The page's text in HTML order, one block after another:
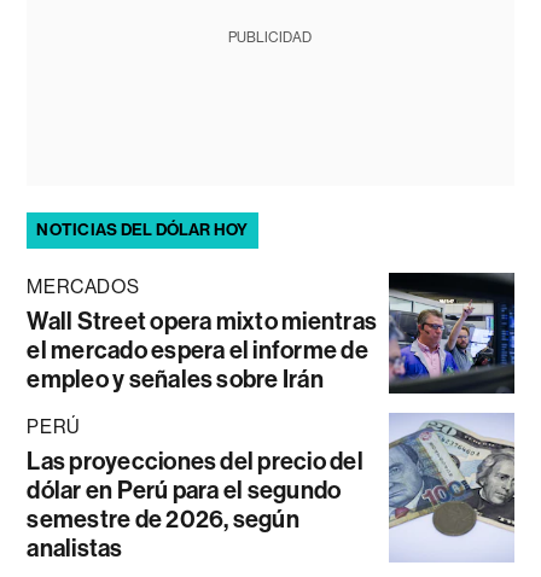
PUBLICIDAD
NOTICIAS DEL DÓLAR HOY
MERCADOS
Wall Street opera mixto mientras
el mercado espera el informe de
empleo y señales sobre Irán
PERÚ
Las proyecciones del precio del
dólar en Perú para el segundo
semestre de 2026, según
analistas